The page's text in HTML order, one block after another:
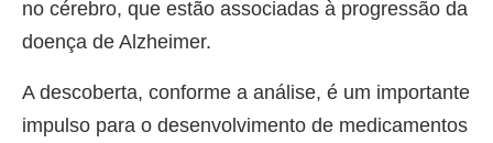
no cérebro, que estão associadas à progressão da
doença de Alzheimer.
A descoberta, conforme a análise, é um importante
impulso para o desenvolvimento de medicamentos